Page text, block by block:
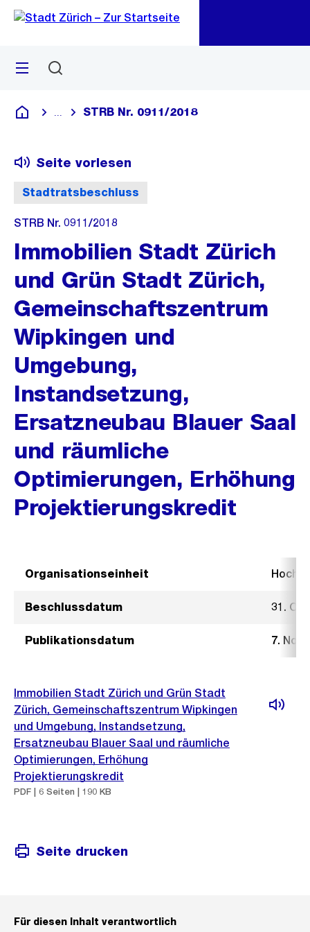
Navigation
Sprunglink
Menü
Deutsch
Blende alle Breadcrumbs ein
STRB Nr. 0911/2018
Stadtratsbeschluss
Seite vorlesen
STRB Nr. 0911/2018
Immobilien Stadt Zürich
und Grün Stadt Zürich,
Gemeinschaftszentrum
Wipkingen und
Umgebung,
Instandsetzung,
Ersatzneubau Blauer Saal
und räumliche
Optimierungen, Erhöhung
Projektierungskredit
Organisationseinheit
Beschlussdatum 31.
Publikationsdatum 7.
Immobilien Stadt Zürich und Grün Stadt
Zürich, Gemeinschaftszentrum Wipkingen
und Umgebung, Instandsetzung,
Ersatzneubau Blauer Saal und räumliche
Optimierungen, Erhöhung
Projektierungskredit
PDF | 6 Seiten | 190 KB
Seite drucken
Für diesen Inhalt verantwortlich